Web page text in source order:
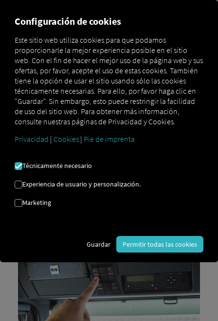
Glossar Was ist ein DIN-Schacht?
EJE DIN
¿Qué significa DIN? DIN son las siglas deDeutsches
Institut für Normung (Instituto Alemán de
Normalización). La norma DIN está diseñada para
estandarizar dimensiones y conexiones. Un ejemplo
tamaños de papel se han estandarizado con
con todas las impresoras y escáneres,
independientemente del fabricante.
Configuración de cookies
Este sitio web utiliza cookies para que podamos
proporcionarle la mejor experiencia posible en el sitio
web. Con el fin de hacer el mejor uso de la página web y sus
ofertas, por favor, acepte el uso de estas cookies. También
tiene la opción de usar el sitio usando sólo las cookies
técnicamente necesarias. Para ello, por favor haga clic en
"Guardar". Sin embargo, esto puede restringir la facilidad
de uso del sitio web. Para obtener más información,
consulte nuestras páginas de Privacidad y Cookies.
Privacidad | Cookies | Pie de imprenta
Técnicamente necesario
Experiencia de usuario y personalización.
Marketing
Guardar Permitir todas las cookies